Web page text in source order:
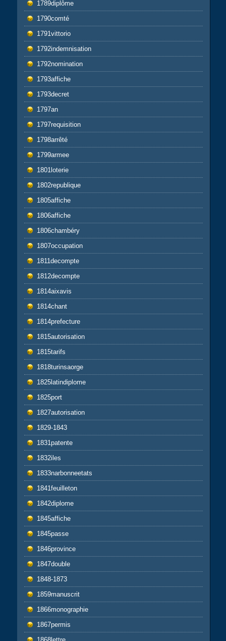
1789diplôme
1790comté
1791vittorio
1792indemnisation
1792nomination
1793affiche
1793decret
1797an
1797requisition
1798arrêté
1799armee
1801loterie
1802republique
1805affiche
1806affiche
1806chambéry
1807occupation
1811decompte
1812decompte
1814aixavis
1814chant
1814prefecture
1815autorisation
1815tarifs
1818turinsaorge
1825latindiplome
1825port
1827autorisation
1829-1843
1831patente
1832iles
1833narbonneetats
1841feuilleton
1842diplome
1845affiche
1845passe
1846province
1847double
1848-1873
1859manuscrit
1866monographie
1867permis
1868lettre